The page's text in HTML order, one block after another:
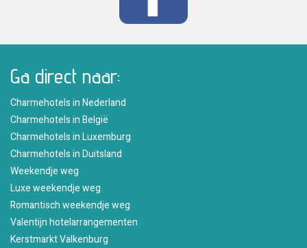
Ga direct naar:
Charmehotels in Nederland
Charmehotels in België
Charmehotels in Luxemburg
Charmehotels in Duitsland
Weekendje weg
Luxe weekendje weg
Romantisch weekendje weg
Valentijn hotelarrangementen
Kerstmarkt Valkenburg